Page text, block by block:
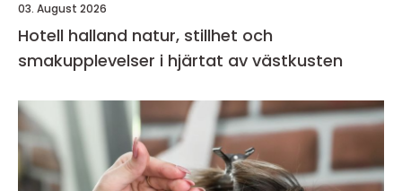
03. August 2026
Hotell halland natur, stillhet och
smakupplevelser i hjärtat av västkusten